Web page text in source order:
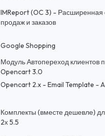
IMReport (OC 3) - Расширенная
продаж и заказов
Google Shopping
Модуль Автопереход клиентов
Opencart 3.0
Opencart 2.x - Email Template -
Комплекты (вместе дешевле)
2х 5.5